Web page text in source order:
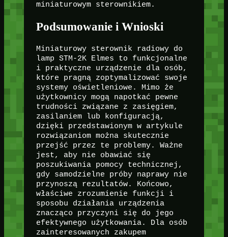
miniaturowym sterownikiem.
Podsumowanie i Wnioski
Miniaturowy sterownik radiowy do
lamp STM-2K Elmes to funkcjonalne
i praktyczne urządzenie dla osób,
które pragną zoptymalizować swoje
systemy oświetleniowe. Mimo że
użytkownicy mogą napotkać pewne
trudności związane z zasięgiem,
zasilaniem lub konfiguracją,
dzięki przedstawionym w artykule
rozwiązaniom można skutecznie
przejść przez te problemy. Ważne
jest, aby nie obawiać się
poszukiwania pomocy technicznej,
gdy samodzielne próby naprawy nie
przynoszą rezultatów. Końcowo,
właściwe zrozumienie funkcji i
sposobu działania urządzenia
znacząco przyczyni się do jego
efektywnego użytkowania. Dla osób
zainteresowanych zakupem